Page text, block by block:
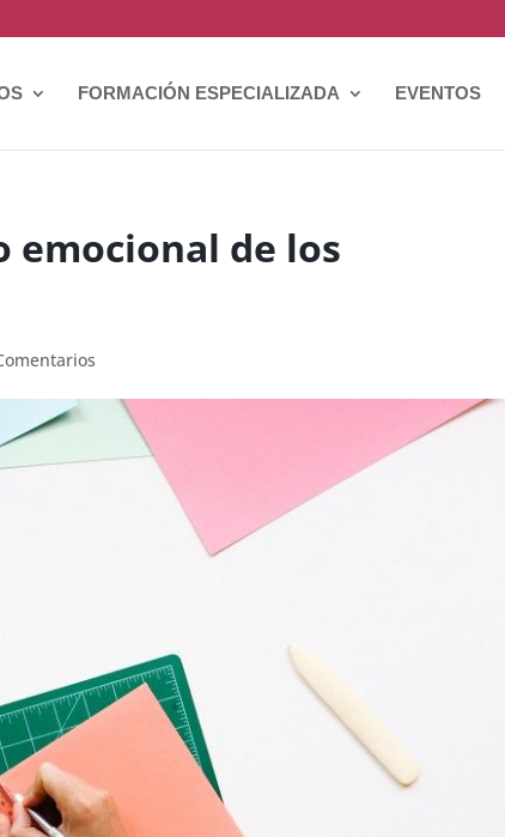
FORMACIÓN ESPECIALIZADA EVENTOS
emocional de los